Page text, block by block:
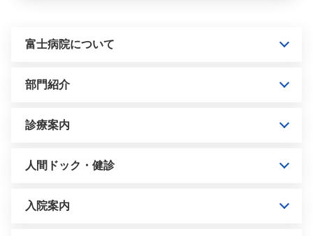
富士病院について
部門紹介
診療案内
人間ドック・健診
入院案内